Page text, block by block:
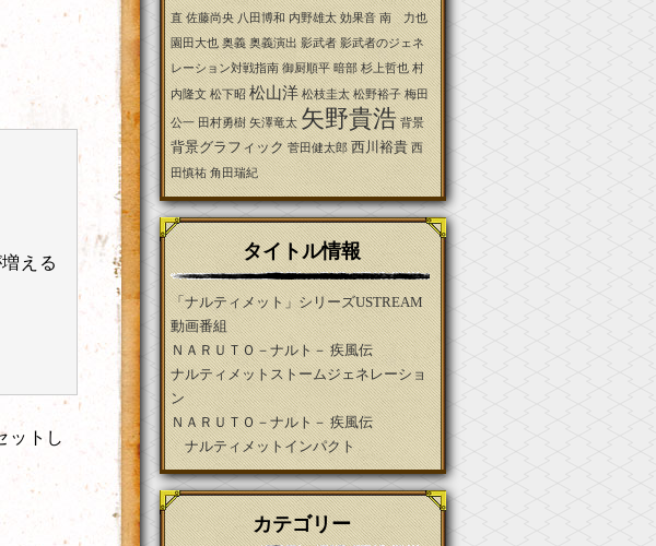
える
ットし
直 佐藤尚央 八田博和 内野雄太 効果音 南 力也
園田大也 奥義 奥義演出 影武者 影武者のジェネ
レーション対戦指南 御厨順平 暗部 杉上哲也 村
内隆文 松下昭 松山洋 松枝圭太 松野裕子 梅田
公一 田村勇樹 矢澤竜太 矢野貴浩 背景
背景グラフィック 菅田健太郎 西川裕貴 西
田慎祐 角田瑞紀
タイトル情報
「ナルティメット」シリーズUSTREAM
動画番組
ＮＡＲＵＴＯ－ナルト－ 疾風伝
ナルティメットストームジェネレーショ
ン
ＮＡＲＵＴＯ－ナルト－ 疾風伝
ナルティメットインパクト
カテゴリー